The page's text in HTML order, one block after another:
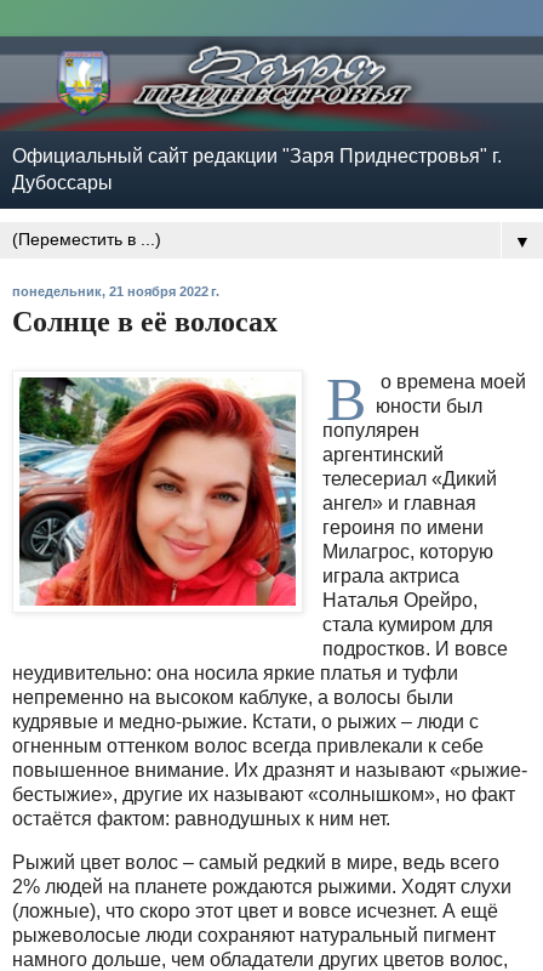
Официальный сайт редакции "Заря Приднестровья" г.
Дубоссары
▼
понедельник, 21 ноября 2022 г.
Солнце в её волосах
В
о времена моей
юности был
популярен
аргентинский
телесериал «Дикий
ангел» и главная
героиня по имени
Милагрос, которую
играла актриса
Наталья Орейро,
стала кумиром для
подростков. И вовсе
неудивительно: она носила яркие платья и туфли
непременно на высоком каблуке, а волосы были
кудрявые и медно-рыжие. Кстати, о рыжих – люди с
огненным оттенком волос всегда привлекали к себе
повышенное внимание. Их дразнят и называют «рыжие-
бестыжие», другие их называют «солнышком», но факт
остаётся фактом: равнодушных к ним нет.
Рыжий цвет волос – самый редкий в мире, ведь всего
2% людей на планете рождаются рыжими. Ходят слухи
(ложные), что скоро этот цвет и вовсе исчезнет. А ещё
рыжеволосые люди сохраняют натуральный пигмент
намного дольше, чем обладатели других цветов волос,